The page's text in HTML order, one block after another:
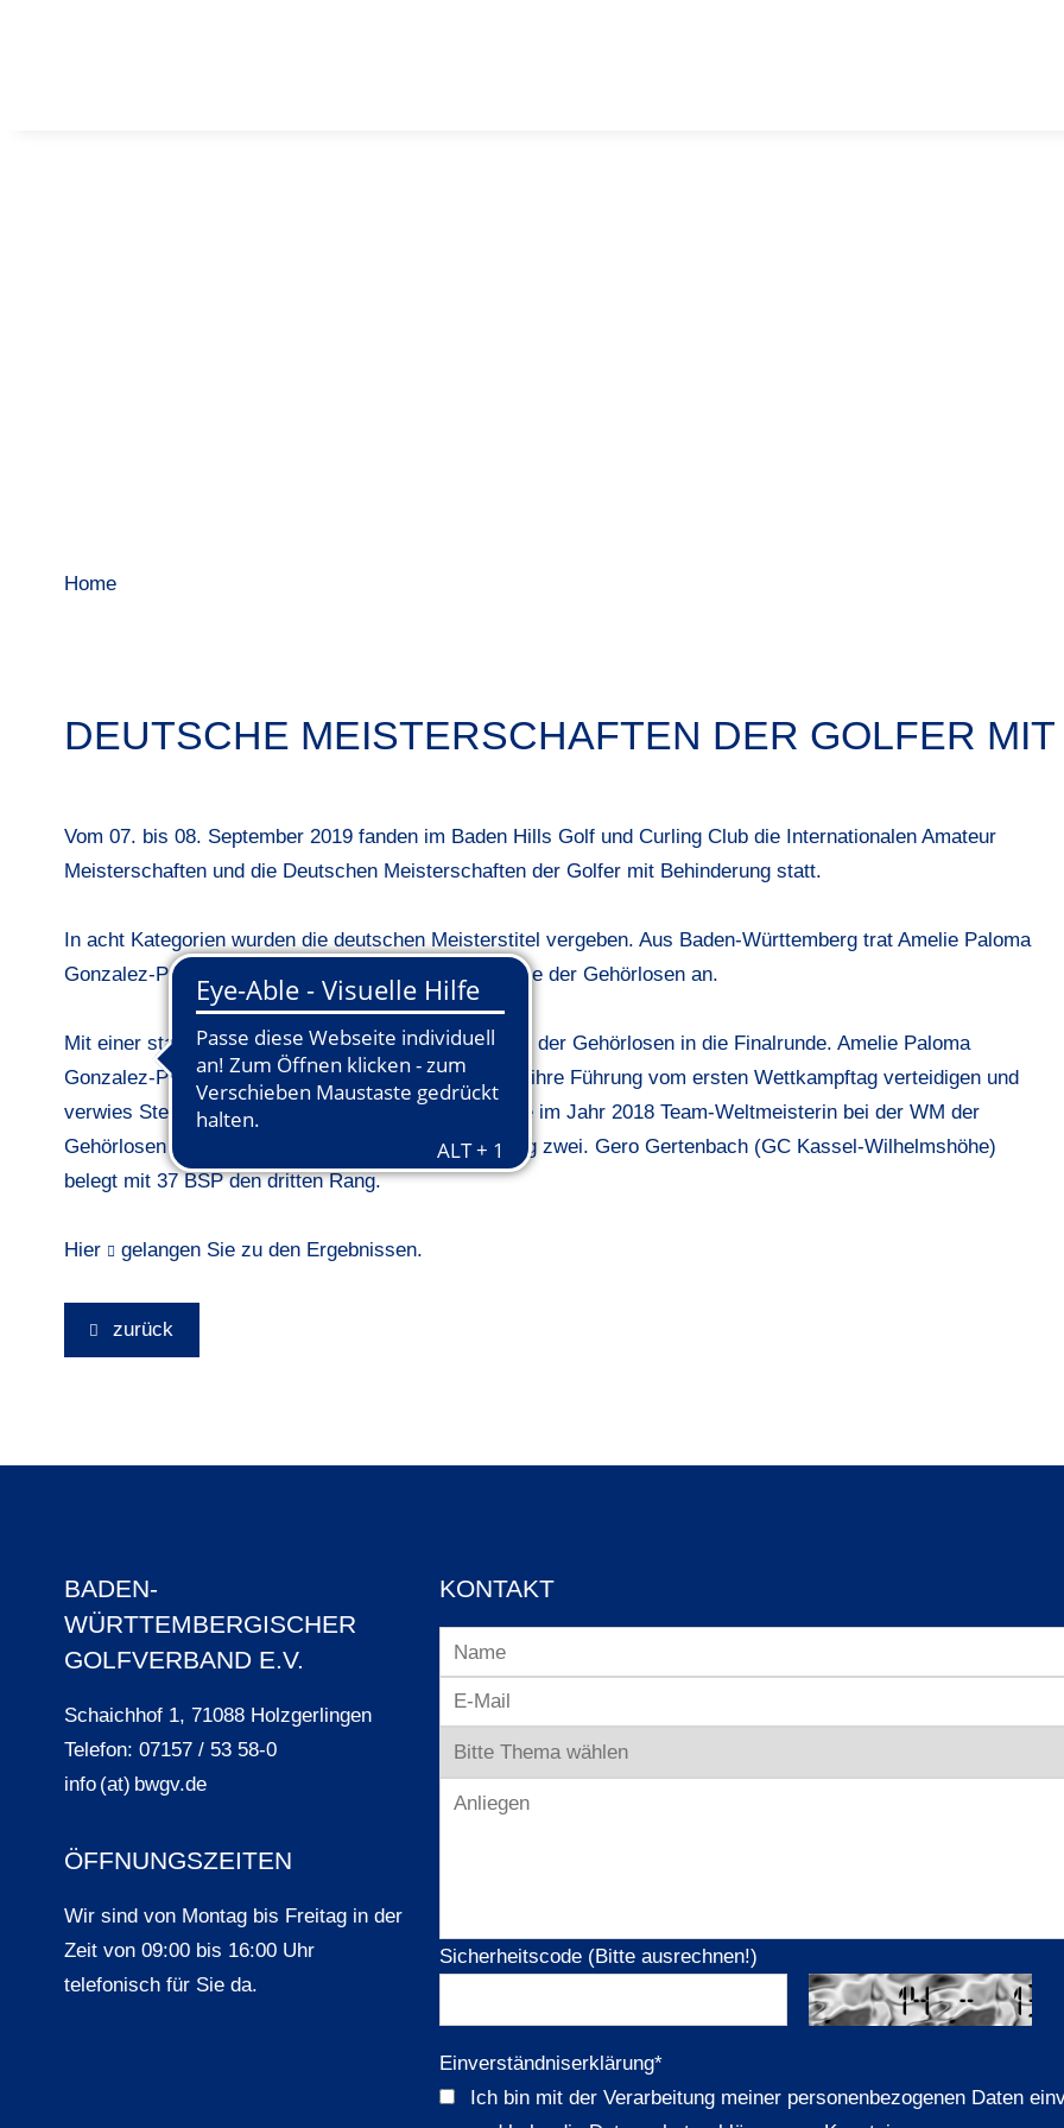
Home
DEUTSCHE MEISTERSCHAFTEN DER GOLFER
Vom 07. bis 08. September 2019 fanden im Baden Hills Golf und Curling Club die Internationalen Amateur
Meisterschaften und die Deutschen Meisterschaften der Golfer mit Behinderung statt.
In acht Kategorien wurden die deutschen Meisterstitel vergeben. Aus Baden-Württemberg trat Amelie Paloma
Gonzalez-Podbicanin (GC St. Leon-Rot) in der Klasse der Gehörlosen an.
Mit einer stark vertretenen Konkurrenz ging das Feld der Gehörlosen in die Finalrunde. Amelie Paloma
Gonzalez-Podbicanin (GC St. Leon-Rot) konnte hier ihre Führung vom ersten Wettkampftag verteidigen und
verwies Stefanie Mayer (Münchener GC), mit der sie im Jahr 2018 Team-Weltmeisterin bei der WM der
Gehörlosen geworden ist, mit 70 zu 57 BSP auf Rang zwei. Gero Gertenbach (GC Kassel-Wilhelmshöhe)
belegt mit 37 BSP den dritten Rang.
Hier gelangen Sie zu den Ergebnissen.
zurück
BADEN-
WÜRTTEMBERGISCHER
GOLFVERBAND E.V.
Schaichhof 1, 71088 Holzgerlingen
Telefon: 07157 / 53 58-0
info (at) bwgv.de
ÖFFNUNGSZEITEN
Wir sind von Montag bis Freitag in der
Zeit von 09:00 bis 16:00 Uhr
telefonisch für Sie da.
KONTAKT
Sicherheitscode (Bitte ausrechnen!)
Einverständniserklärung*
Ich bin mit der Verarbeitung meiner personenbezogenen Daten